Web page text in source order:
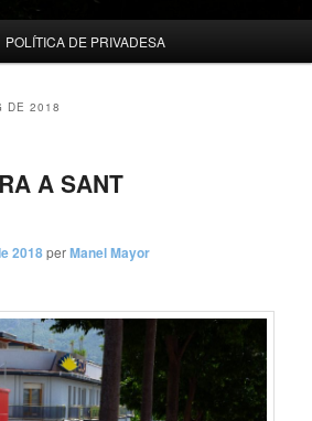
POLÍTICA DE PRIVADESA
DE 2018
A SANT
2018perManel Mayor